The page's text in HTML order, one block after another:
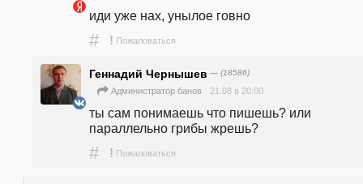
иди уже нах, унылое говно
# ! Пожаловаться
Геннадий Чернышев — (18586)
Администратор банов 21.08 в 20:00
ты сам понимаешь что пишешь? или
параллельно грибы жрешь?
# ! Пожаловаться